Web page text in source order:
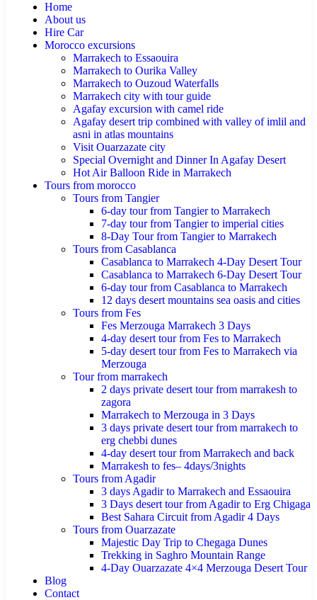
Home
About us
Hire Car
Morocco excursions
Marrakech to Essaouira
Marrakech to Ourika Valley
Marrakech to Ouzoud Waterfalls
Marrakech city with tour guide
Agafay excursion with camel ride
Agafay desert trip combined with valley of imlil and
asni in atlas mountains
Visit Ouarzazate city
Special Overnight and Dinner In Agafay Desert
Hot Air Balloon Ride in Marrakech
Tours from morocco
Tours from Tangier
6-day tour from Tangier to Marrakech
7-day tour from Tangier to imperial cities
8-Day Tour from Tangier to Marrakech
Tours from Casablanca
Casablanca to Marrakech 4-Day Desert Tour
Casablanca to Marrakech 6-Day Desert Tour
6-day tour from Casablanca to Marrakech
12 days desert mountains sea oasis and cities
Tours from Fes
Fes Merzouga Marrakech 3 Days
4-day desert tour from Fes to Marrakech
5-day desert tour from Fes to Marrakech via
Merzouga
Tour from marrakech
2 days private desert tour from marrakesh to
zagora
Marrakech to Merzouga in 3 Days
3 days private desert tour from marrakech to
erg chebbi dunes
4-day desert tour from Marrakech and back
Marrakesh to fes– 4days/3nights
Tours from Agadir
3 days Agadir to Marrakech and Essaouira
3 Days desert tour from Agadir to Erg Chigaga
Best Sahara Circuit from Agadir 4 Days
Tours from Ouarzazate
Majestic Day Trip to Chegaga Dunes
Trekking in Saghro Mountain Range
4-Day Ouarzazate 4×4 Merzouga Desert Tour
Blog
Contact